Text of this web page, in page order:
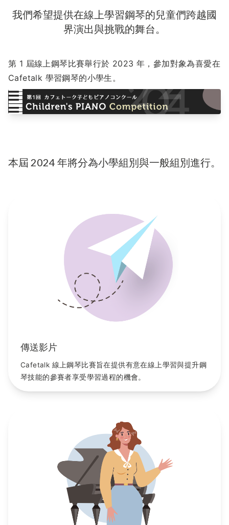
我們希望提供在線上學習鋼琴的兒童們跨越國
界演出與挑戰的舞台。
第 1 屆線上鋼琴比賽舉行於 2023 年，參加對象為喜愛在
Cafetalk 學習鋼琴的小學生。
本屆 2024 年將分為小學組別與一般組別進行。
傳送影片
Cafetalk 線上鋼琴比賽旨在提供有意在線上學習與提升鋼
琴技能的參賽者享受學習過程的機會。